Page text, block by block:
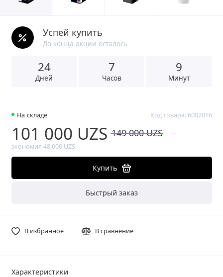
Успей купить
До конца акции осталось
24
Дней
7
Часов
9
Минут
На складе Код товара: 6002016
101 000 UZS 149 000 UZS
экономия 48 000 UZS
Купить
Быстрый заказ
В избранное В сравнение
Характеристики